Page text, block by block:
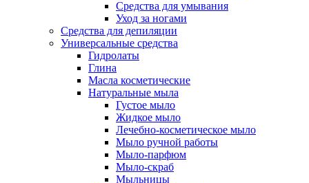
Средства для умывания
Уход за ногами
Средства для депиляции
Универсальные средства
Гидролаты
Глина
Масла косметические
Натуральные мыла
Густое мыло
Жидкое мыло
Лечебно-косметическое мыло
Мыло ручной работы
Мыло-парфюм
Мыло-скраб
Мыльницы